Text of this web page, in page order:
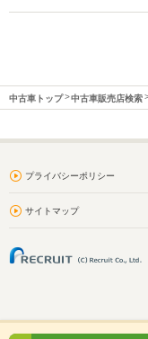
中古車トップ 中古車販売店検索
プライバシーポリシー
サイトマップ